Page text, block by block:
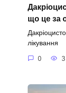
що це за
лікування
0 3